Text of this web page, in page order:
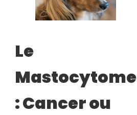
Le
Mastocytome
: Cancer ou